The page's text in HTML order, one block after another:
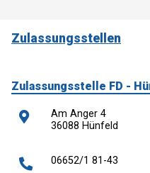
Zulassungsstellen
Zulassungsstelle FD -
Am Anger 4
36088 Hünfeld
06652/1 81-43